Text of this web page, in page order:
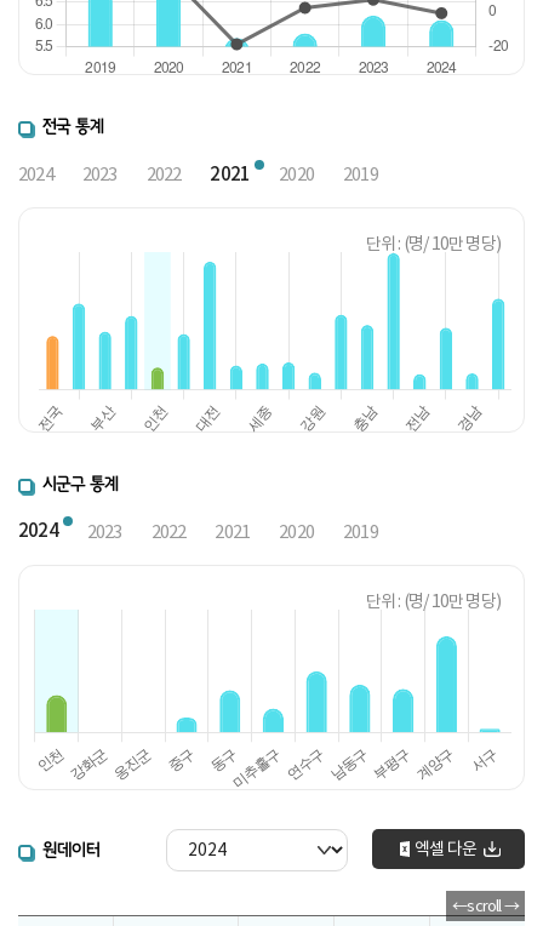
전국 통계
2024 2023 2022 2021 2020 2019
단위 : (명/ 10만 명당)
시군구 통계
2024 2023 2022 2021 2020 2019
단위 : (명/ 10만 명당)
원데이터 엑셀 다운